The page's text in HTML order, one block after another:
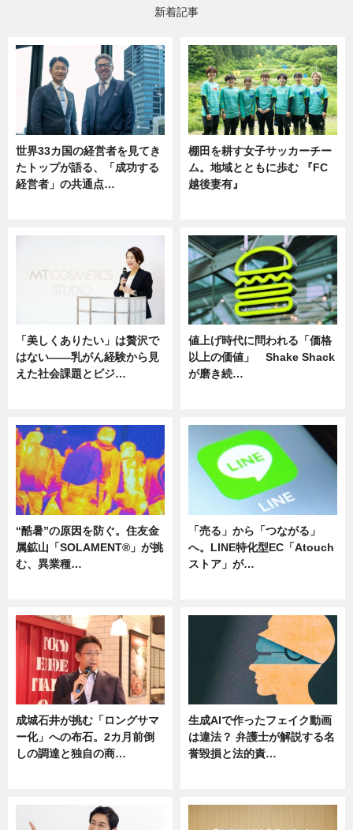
新着記事
世界33カ国の経営者を見てき
たトップが語る、「成功する
経営者」の共通点…
棚田を耕す女子サッカーチー
ム。地域とともに歩む 『FC
越後妻有』
「美しくありたい」は贅沢で
はない――乳がん経験から見
えた社会課題とビジ…
値上げ時代に問われる「価格
以上の価値」 Shake Shack
が磨き続…
“酷暑”の原因を防ぐ。住友金
属鉱山「SOLAMENT®」が挑
む、異業種…
「売る」から「つながる」
へ。LINE特化型EC「Atouch
ストア」が…
成城石井が挑む「ロングサマ
ー化」への布石。2カ月前倒
しの調達と独自の商…
生成AIで作ったフェイク動画
は違法？ 弁護士が解説する名
誉毀損と法的責…